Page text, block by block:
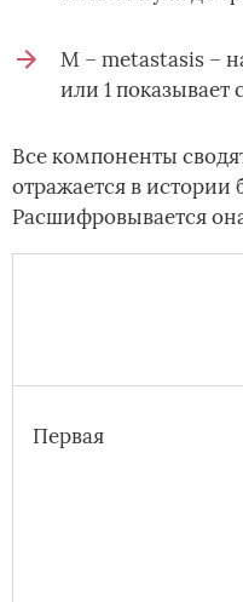
M – metastasis –
или 1 показывает
Все компоненты
отражается в истории
Расшифровывается
Первая